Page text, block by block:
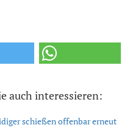
auch interessieren:
schießen offenbar erneut